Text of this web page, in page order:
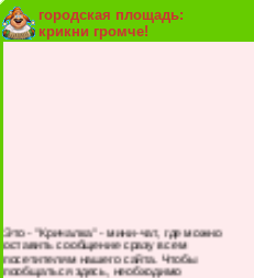
городская площадь:
крикни громче!
Это - "Кричалка" - мини-чат, где можно
оставить сообщение сразу всем
посетителям нашего сайта. Чтобы
пообщаться здесь, необходимо